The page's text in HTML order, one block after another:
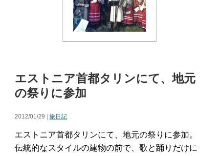
エストニア首都タリンにて、地元
の祭りに参加
2012/01/29 | 旅日記
エストニア首都タリンにて、地元の祭りに参加。
伝統的なスタイルの建物の前で、歌と踊りだけに